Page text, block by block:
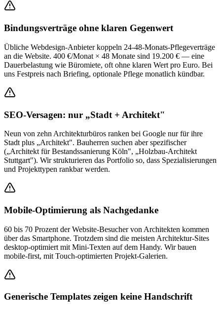
Bindungsverträge ohne klaren Gegenwert
Übliche Webdesign-Anbieter koppeln 24-48-Monats-Pflegeverträge
an die Website. 400 €/Monat × 48 Monate sind 19.200 € — eine
Dauerbelastung wie Büromiete, oft ohne klaren Wert pro Euro. Bei
uns Festpreis nach Briefing, optionale Pflege monatlich kündbar.
SEO-Versagen: nur „Stadt + Architekt"
Neun von zehn Architekturbüros ranken bei Google nur für ihre
Stadt plus „Architekt". Bauherren suchen aber spezifischer
(„Architekt für Bestandssanierung Köln", „Holzbau-Architekt
Stuttgart"). Wir strukturieren das Portfolio so, dass Spezialisierungen
und Projekttypen rankbar werden.
Mobile-Optimierung als Nachgedanke
60 bis 70 Prozent der Website-Besucher von Architekten kommen
über das Smartphone. Trotzdem sind die meisten Architektur-Sites
desktop-optimiert mit Mini-Texten auf dem Handy. Wir bauen
mobile-first, mit Touch-optimierten Projekt-Galerien.
Generische Templates zeigen keine Handschrift